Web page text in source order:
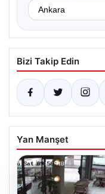
Bizi Takip Edin
Yan Manşet